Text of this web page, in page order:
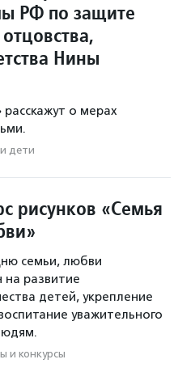
РФ по защите
Нины
расскажут о мерах
дети
рисунков «Семья
семьи, любви
на развитие
детей, укрепление
уважительного
и конкурсы